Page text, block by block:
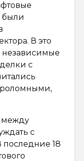
были
В это
независимые
с
между
с
последние 18